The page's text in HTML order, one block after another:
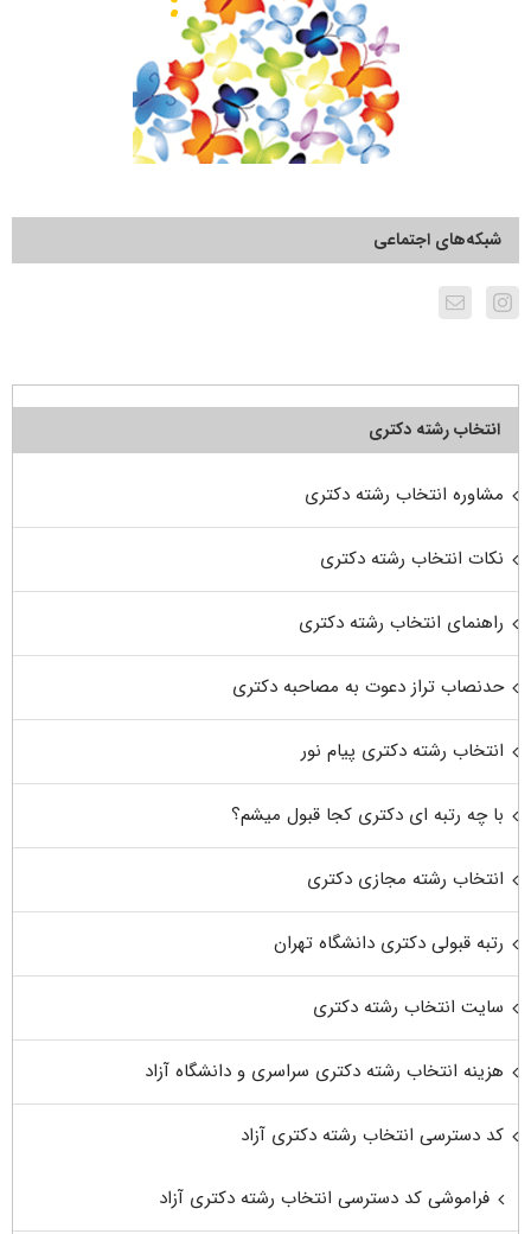
شبکه‌های اجتماعی
انتخاب رشته دکتری
مشاوره انتخاب رشته دکتری
نکات انتخاب رشته دکتری
راهنمای انتخاب رشته دکتری
حدنصاب تراز دعوت به مصاحبه دکتری
انتخاب رشته دکتری پیام نور
با چه رتبه ای دکتری کجا قبول میشم؟
انتخاب رشته مجازی دکتری
رتبه قبولی دکتری دانشگاه تهران
سایت انتخاب رشته دکتری
هزینه انتخاب رشته دکتری سراسری و دانشگاه آزاد
کد دسترسی انتخاب رشته دکتری آزاد
فراموشی کد دسترسی انتخاب رشته دکتری آزاد